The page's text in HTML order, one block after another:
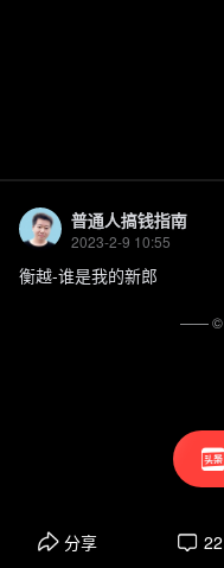
普通人搞钱指南
2023-2-9 10:55
衡越-谁是我的新郎
分享 22
—— ©